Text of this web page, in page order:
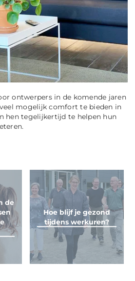
ontwerpers in de komende jaren
mogelijk comfort te bieden in
hen tegelijkertijd te helpen hun
de
Hoe blijf je gezond
tijdens werkuren?